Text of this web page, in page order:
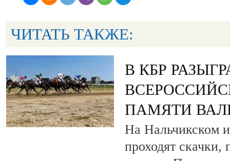
ЧИТАТЬ ТАКЖЕ:
В КБР
ПАМЯТИ
На Нальчикском
проходят